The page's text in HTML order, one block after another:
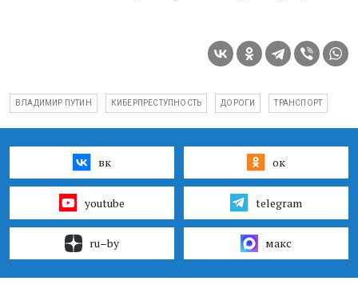
ВЛАДИМИР ПУТИН КИБЕРПРЕСТУПНОСТЬ ДОРОГИ ТРАНСПОРТ
вк ок
youtube telegram
ru–by макс